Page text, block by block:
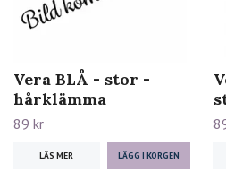
Vera BLÅ - stor -
hårklämma
89 kr
LÄS MER